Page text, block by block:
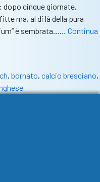
dopo cinque giornate,
ma, al di là della pura
è sembrata…… Continua
, bornato, calcio bresciano,